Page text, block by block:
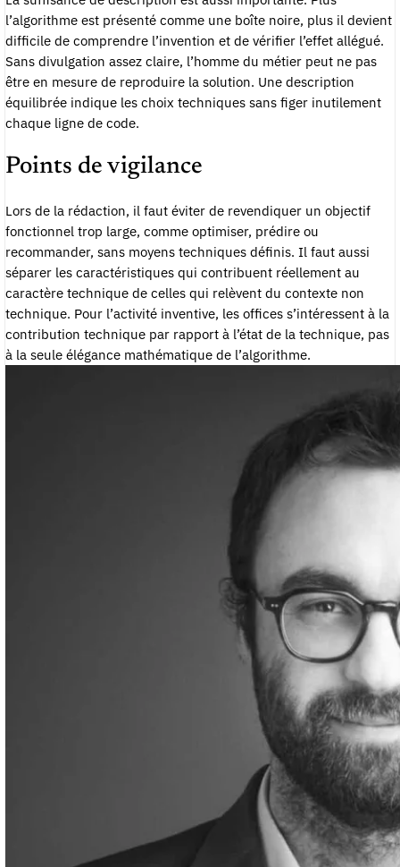
l’algorithme est présenté comme une boîte noire, plus il devient
difficile de comprendre l’invention et de vérifier l’effet allégué.
Sans divulgation assez claire, l’homme du métier peut ne pas
être en mesure de reproduire la solution. Une description
équilibrée indique les choix techniques sans figer inutilement
chaque ligne de code.
Points de vigilance
Lors de la rédaction, il faut éviter de revendiquer un objectif
fonctionnel trop large, comme optimiser, prédire ou
recommander, sans moyens techniques définis. Il faut aussi
séparer les caractéristiques qui contribuent réellement au
caractère technique de celles qui relèvent du contexte non
technique. Pour l’activité inventive, les offices s’intéressent à la
contribution technique par rapport à l’état de la technique, pas
à la seule élégance mathématique de l’algorithme.